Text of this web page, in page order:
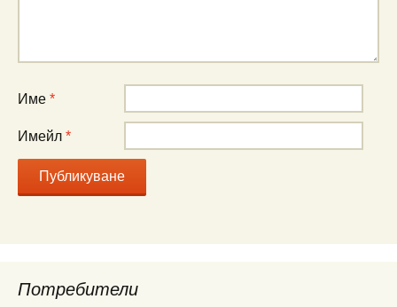
Име *
Имейл *
Потребители